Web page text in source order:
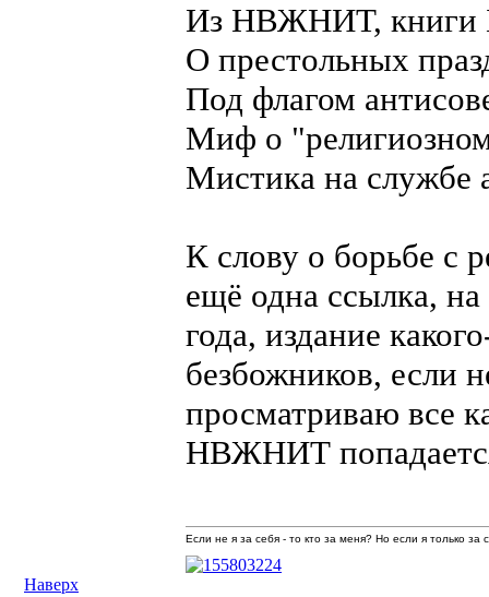
Из НВЖНИТ, книги
О престольных
Под флагом
Миф о
Мистика на службе
К слову о борьбе с
ещё одна ссылка,
года, издание
безбожников, если
просматриваю все
НВЖНИТ
Наверх
Если не я за себя - то кто за меня? Но если я только